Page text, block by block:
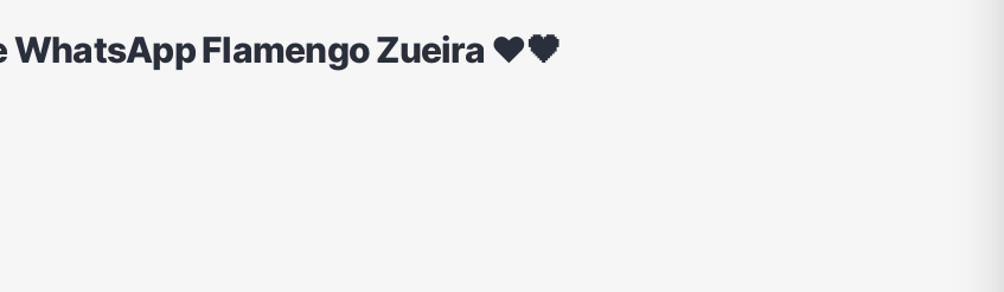
Moda e Beleza
WhatsApp Flamengo Zueira ❤️🖤